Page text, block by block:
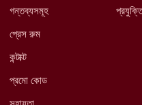
গন্তব্যসমূহ
প্রেস রুম
কন্টাক্ট
প্রমো কোড